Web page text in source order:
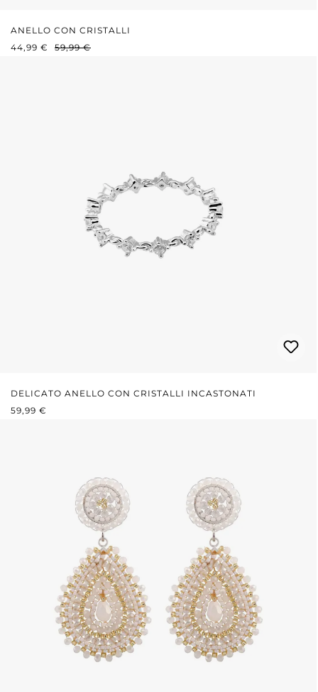
ANELLO CON CRISTALLI
PREZZO DI VENDITA:
44,99 € PREZZO NORMALE:
59,99 €
DELICATO ANELLO CON CRISTALLI INCASTONATI
PREZZO NORMALE:
59,99 €